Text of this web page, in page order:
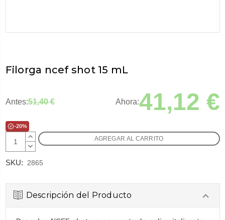
Filorga ncef shot 15 mL
Ahora:41,12 €
Antes:51,40 €
-20%
AUMENTAR
CANTIDAD:
DISMINUIR
SKU: 2865
Descripción del Producto